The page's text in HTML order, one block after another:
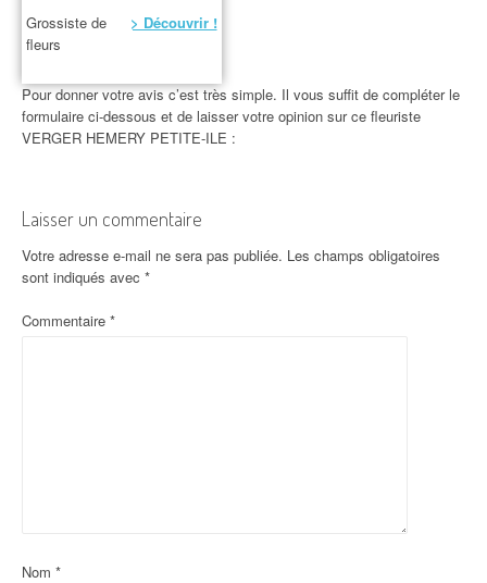
Grossiste de
fleurs
> Découvrir !
Pour donner votre avis c’est très simple. Il vous suffit de compléter le
formulaire ci-dessous et de laisser votre opinion sur ce fleuriste
VERGER HEMERY PETITE-ILE :
Laisser un commentaire
Votre adresse e-mail ne sera pas publiée. Les champs obligatoires
sont indiqués avec *
Commentaire *
Nom *